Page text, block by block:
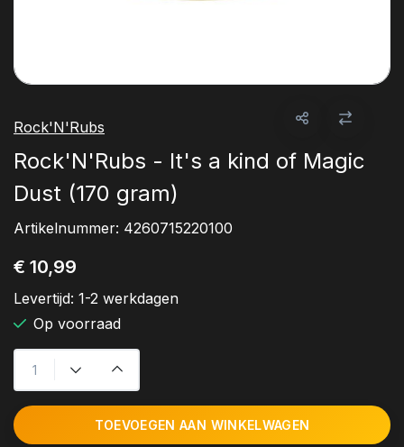
Rock'N'Rubs
Rock'N'Rubs - It's a kind of Magic
Dust (170 gram)
Artikelnummer: 4260715220100
€ 10,99
Levertijd: 1-2 werkdagen
Op voorraad
TOEVOEGEN AAN WINKELWAGEN